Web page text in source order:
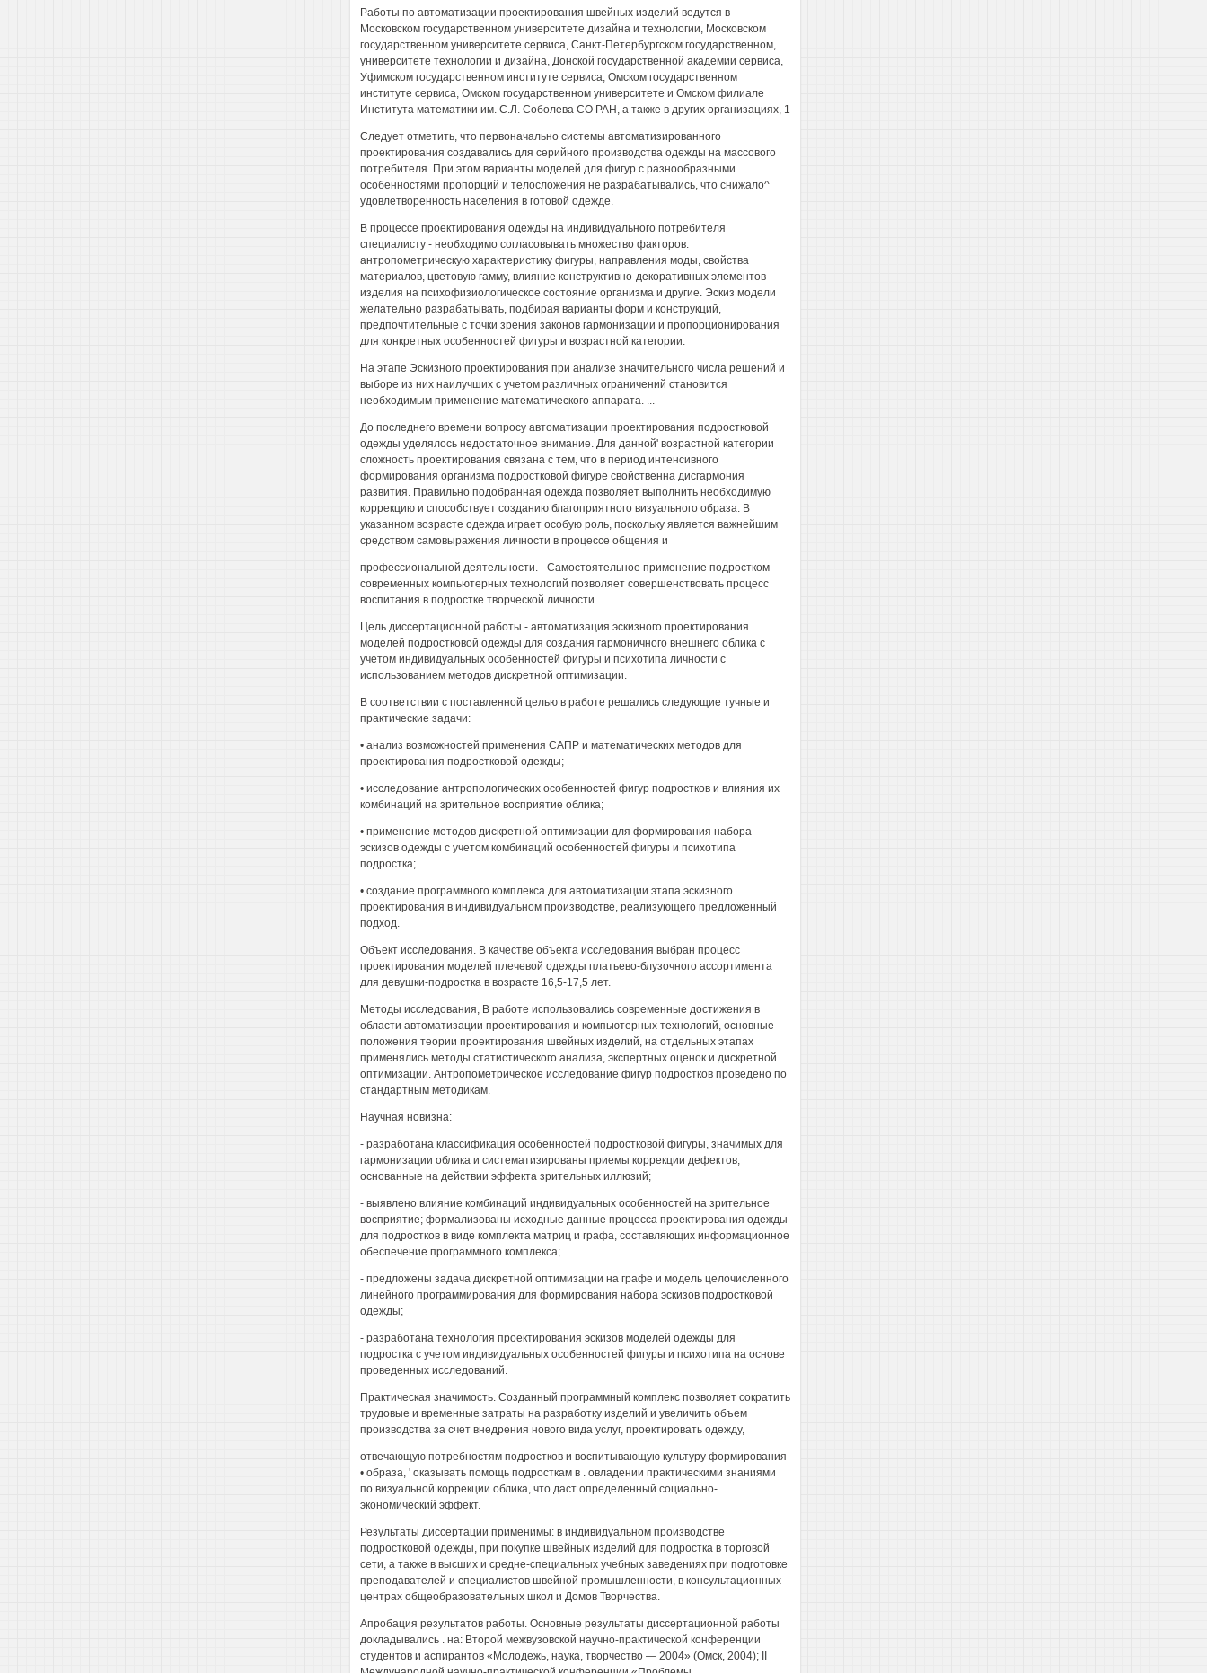
Работы по автоматизации проектирования швейных изделий ведутся в
Московском государственном университете дизайна и технологии, Московском
государственном университете сервиса, Санкт-Петербургском государственном,
университете технологии и дизайна, Донской государственной академии сервиса,
Уфимском государственном институте сервиса, Омском государственном
институте сервиса, Омском государственном университете и Омском филиале
Института математики им. С.Л. Соболева СО РАН, а также в других организациях, 1
Следует отметить, что первоначально системы автоматизированного
проектирования создавались для серийного производства одежды на массового
потребителя. При этом варианты моделей для фигур с разнообразными
особенностями пропорций и телосложения не разрабатывались, что снижало^
удовлетворенность населения в готовой одежде.
В процессе проектирования одежды на индивидуального потребителя
специалисту - необходимо согласовывать множество факторов:
антропометрическую характеристику фигуры, направления моды, свойства
материалов, цветовую гамму, влияние конструктивно-декоративных элементов
изделия на психофизиологическое состояние организма и другие. Эскиз модели
желательно разрабатывать, подбирая варианты форм и конструкций,
предпочтительные с точки зрения законов гармонизации и пропорционирования
для конкретных особенностей фигуры и возрастной категории.
На этапе Эскизного проектирования при анализе значительного числа решений и
выборе из них наилучших с учетом различных ограничений становится
необходимым применение математического аппарата. ...
До последнего времени вопросу автоматизации проектирования подростковой
одежды уделялось недостаточное внимание. Для данной' возрастной категории
сложность проектирования связана с тем, что в период интенсивного
формирования организма подростковой фигуре свойственна дисгармония
развития. Правильно подобранная одежда позволяет выполнить необходимую
коррекцию и способствует созданию благоприятного визуального образа. В
указанном возрасте одежда играет особую роль, поскольку является важнейшим
средством самовыражения личности в процессе общения и
профессиональной деятельности. - Самостоятельное применение подростком
современных компьютерных технологий позволяет совершенствовать процесс
воспитания в подростке творческой личности.
Цель диссертационной работы - автоматизация эскизного проектирования
моделей подростковой одежды для создания гармоничного внешнего облика с
учетом индивидуальных особенностей фигуры и психотипа личности с
использованием методов дискретной оптимизации.
В соответствии с поставленной целью в работе решались следующие тучные и
практические задачи:
• анализ возможностей применения САПР и математических методов для
проектирования подростковой одежды;
• исследование антропологических особенностей фигур подростков и влияния их
комбинаций на зрительное восприятие облика;
• применение методов дискретной оптимизации для формирования набора
эскизов одежды с учетом комбинаций особенностей фигуры и психотипа
подростка;
• создание программного комплекса для автоматизации этапа эскизного
проектирования в индивидуальном производстве, реализующего предложенный
подход.
Объект исследования. В качестве объекта исследования выбран процесс
проектирования моделей плечевой одежды платьево-блузочного ассортимента
для девушки-подростка в возрасте 16,5-17,5 лет.
Методы исследования, В работе использовались современные достижения в
области автоматизации проектирования и компьютерных технологий, основные
положения теории проектирования швейных изделий, на отдельных этапах
применялись методы статистического анализа, экспертных оценок и дискретной
оптимизации. Антропометрическое исследование фигур подростков проведено по
стандартным методикам.
Научная новизна:
- разработана классификация особенностей подростковой фигуры, значимых для
гармонизации облика и систематизированы приемы коррекции дефектов,
основанные на действии эффекта зрительных иллюзий;
- выявлено влияние комбинаций индивидуальных особенностей на зрительное
восприятие; формализованы исходные данные процесса проектирования одежды
для подростков в виде комплекта матриц и графа, составляющих информационное
обеспечение программного комплекса;
- предложены задача дискретной оптимизации на графе и модель целочисленного
линейного программирования для формирования набора эскизов подростковой
одежды;
- разработана технология проектирования эскизов моделей одежды для
подростка с учетом индивидуальных особенностей фигуры и психотипа на основе
проведенных исследований.
Практическая значимость. Созданный программный комплекс позволяет сократить
трудовые и временные затраты на разработку изделий и увеличить объем
производства за счет внедрения нового вида услуг, проектировать одежду,
отвечающую потребностям подростков и воспитывающую культуру формирования
• образа, ' оказывать помощь подросткам в . овладении практическими знаниями
по визуальной коррекции облика, что даст определенный социально-
экономический эффект.
Результаты диссертации применимы: в индивидуальном производстве
подростковой одежды, при покупке швейных изделий для подростка в торговой
сети, а также в высших и средне-специальных учебных заведениях при подготовке
преподавателей и специалистов швейной промышленности, в консультационных
центрах общеобразовательных школ и Домов Творчества.
Апробация результатов работы. Основные результаты диссертационной работы
докладывались . на: Второй межвузовской научно-практической конференции
студентов и аспирантов «Молодежь, наука, творчество — 2004» (Омск, 2004); II